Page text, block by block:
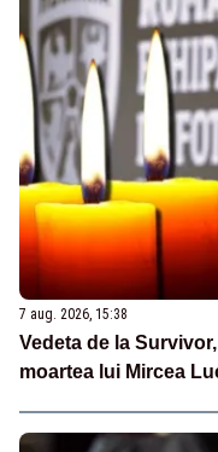
7 aug. 2026, 15:38
Vedeta de la
moartea lui Mircea